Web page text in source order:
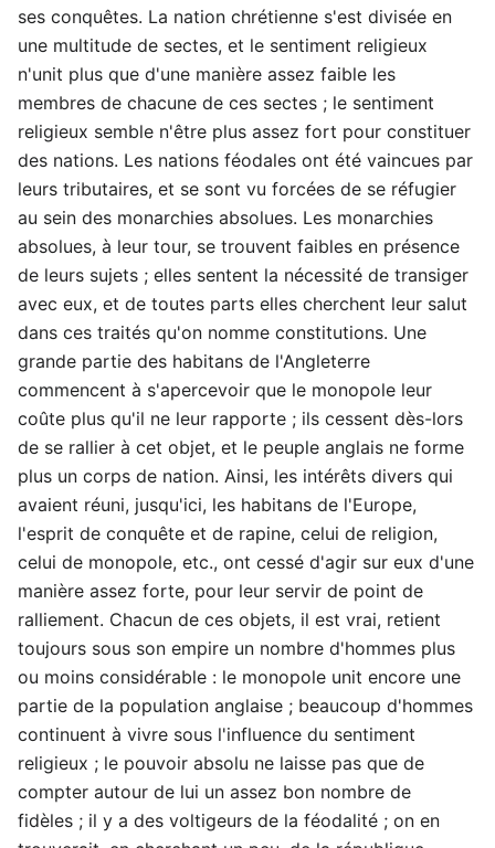
ses conquêtes. La nation chrétienne s'est divisée en
une multitude de sectes, et le sentiment religieux
n'unit plus que d'une manière assez faible les
membres de chacune de ces sectes ; le sentiment
religieux semble n'être plus assez fort pour constituer
des nations. Les nations féodales ont été vaincues par
leurs tributaires, et se sont vu forcées de se réfugier
au sein des monarchies absolues. Les monarchies
absolues, à leur tour, se trouvent faibles en présence
de leurs sujets ; elles sentent la nécessité de transiger
avec eux, et de toutes parts elles cherchent leur salut
dans ces traités qu'on nomme constitutions. Une
grande partie des habitans de l'Angleterre
commencent à s'apercevoir que le monopole leur
coûte plus qu'il ne leur rapporte ; ils cessent dès-lors
de se rallier à cet objet, et le peuple anglais ne forme
plus un corps de nation. Ainsi, les intérêts divers qui
avaient réuni, jusqu'ici, les habitans de l'Europe,
l'esprit de conquête et de rapine, celui de religion,
celui de monopole, etc., ont cessé d'agir sur eux d'une
manière assez forte, pour leur servir de point de
ralliement. Chacun de ces objets, il est vrai, retient
toujours sous son empire un nombre d'hommes plus
ou moins considérable : le monopole unit encore une
partie de la population anglaise ; beaucoup d'hommes
continuent à vivre sous l'influence du sentiment
religieux ; le pouvoir absolu ne laisse pas que de
compter autour de lui un assez bon nombre de
fidèles ; il y a des voltigeurs de la féodalité ; on en